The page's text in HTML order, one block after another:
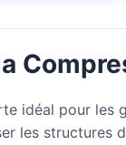
idéal pour les
les structures